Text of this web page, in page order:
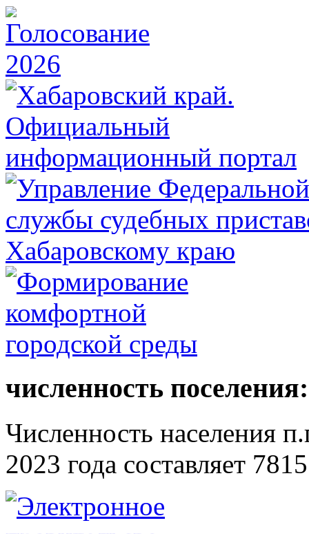
численность поселения:
Численность населения
2023 года составляет